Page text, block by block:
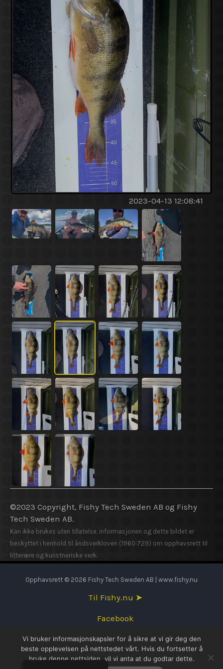
2023-04-13 12:08:41
©2023 Copyright, Fishy Tech Sweden AB og Fishy
Tech Sweden AB.
Kan ikke brukes uten tillatelse, informasjonen og dette bildet er
beskyttet i henhold til åndsverkloven (1960:729) om opphavsrett til
litterære og kunstneriske verk.
Opphavsrett © 2026 Fishy Tech Sweden AB | www.fishy.nu
Til Fishy.nu ➤
Facebook
English
Svenska
Vi bruker informasjonskapsler for å sikre at vi gir deg den
beste opplevelsen på nettstedet vårt. Hvis du fortsetter å
bruke denne nettsiden, vil vi anta at du godtar dette.